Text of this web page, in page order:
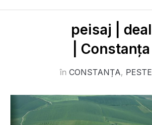
peisaj | deal
| Constanța
în CONSTANȚA,